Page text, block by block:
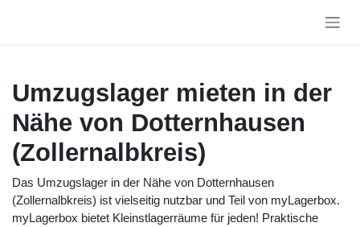
Umzugslager mieten in der
Nähe von Dotternhausen
(Zollernalbkreis)
Das Umzugslager in der Nähe von Dotternhausen
(Zollernalbkreis) ist vielseitig nutzbar und Teil von
myLagerbox. myLagerbox bietet Kleinstlagerräume für